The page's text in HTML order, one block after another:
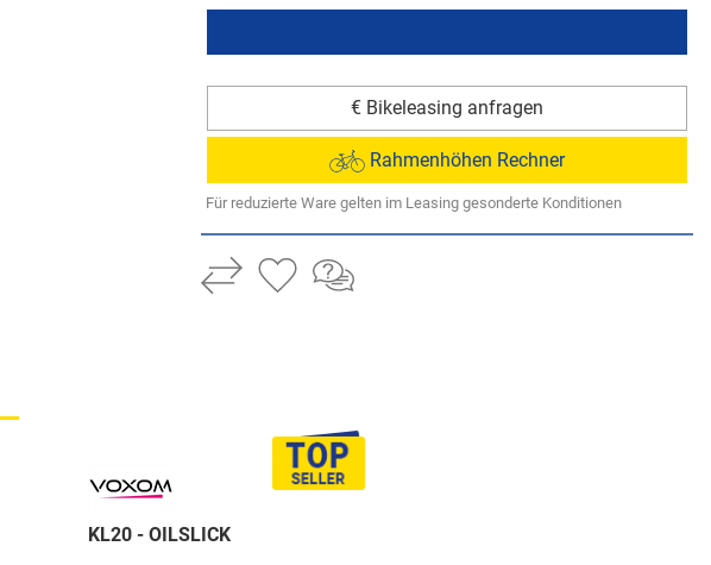
€ Bikeleasing anfragen
Rahmenhöhen Rechner
Für reduzierte Ware gelten im Leasing gesonderte Konditionen
KL20 - OILSLICK